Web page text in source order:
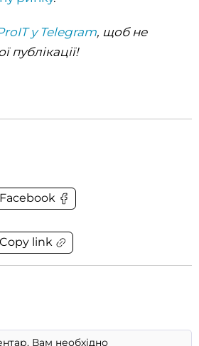
у Telegram, щоб не
публікації!
Facebook
Copy link